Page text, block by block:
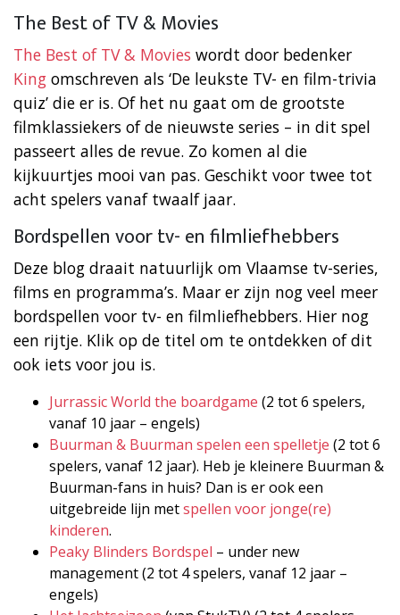
The Best of TV & Movies
The Best of TV & Movies wordt door bedenker
King omschreven als ‘De leukste TV- en film-trivia
quiz’ die er is. Of het nu gaat om de grootste
filmklassiekers of de nieuwste series – in dit spel
passeert alles de revue. Zo komen al die
kijkuurtjes mooi van pas. Geschikt voor twee tot
acht spelers vanaf twaalf jaar.
Bordspellen voor tv- en filmliefhebbers
Deze blog draait natuurlijk om Vlaamse tv-series,
films en programma’s. Maar er zijn nog veel meer
bordspellen voor tv- en filmliefhebbers. Hier nog
een rijtje. Klik op de titel om te ontdekken of dit
ook iets voor jou is.
Jurrassic World the boardgame (2 tot 6 spelers,
vanaf 10 jaar – engels)
Buurman & Buurman spelen een spelletje (2 tot 6
spelers, vanaf 12 jaar). Heb je kleinere Buurman &
Buurman-fans in huis? Dan is er ook een
uitgebreide lijn metspellen voor jonge(re)
kinderen.
Peaky Blinders Bordspel – under new
management (2 tot 4 spelers, vanaf 12 jaar –
engels)